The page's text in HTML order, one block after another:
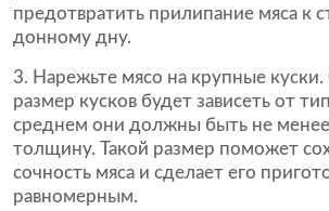
предотвратить прилипание мяса к
донному дну.
3. Нарежьте мясо на крупные
размер кусков будет зависеть от
среднем они должны быть не
толщину. Такой размер поможет
сочность мяса и сделает его
равномерным.